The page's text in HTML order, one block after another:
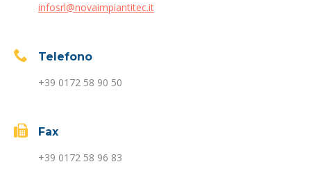
infosrl@novaimpiantitec.it
Telefono
+39 0172 58 90 50
Fax
+39 0172 58 96 83